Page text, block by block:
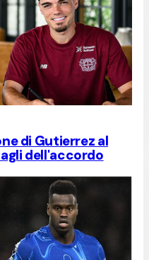
di Gutierrez al
dell'accordo